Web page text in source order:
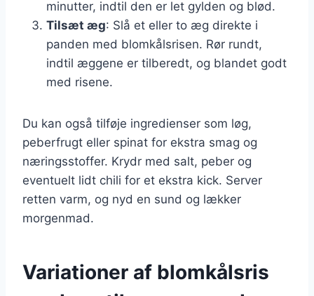
minutter, indtil den er let gylden og blød.
Tilsæt æg: Slå et eller to æg direkte i
panden med blomkålsrisen. Rør rundt,
indtil æggene er tilberedt, og blandet godt
med risene.
Du kan også tilføje ingredienser som løg,
peberfrugt eller spinat for ekstra smag og
næringsstoffer. Krydr med salt, peber og
eventuelt lidt chili for et ekstra kick. Server
retten varm, og nyd en sund og lækker
morgenmad.
Variationer af blomkålsris